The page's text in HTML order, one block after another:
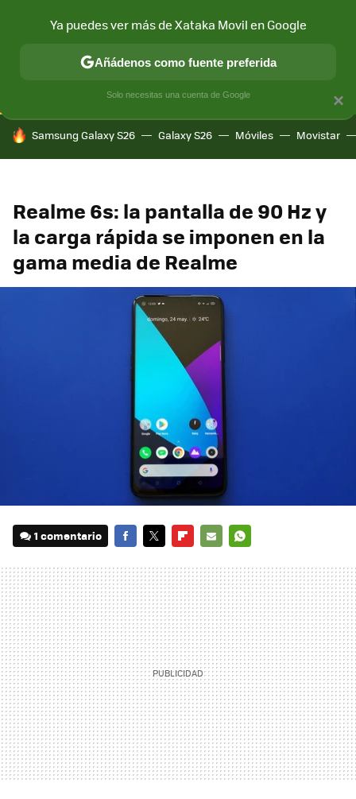
CONECTIVIDAD MÓVIL Y SOCIEDAD APLICACIONES
HOY SE HABLA DE
Samsung Galaxy S26 Galaxy S26 Móviles Movistar
Realme 6s: la pantalla de 90 Hz y
la carga rápida se imponen en la
gama media de Realme
1 comentario
MAIL
×
Ya puedes ver más de Xataka Movil en Google
Añádenos como fuente preferida
Solo necesitas una cuenta de Google